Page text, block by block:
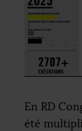
En RD
été